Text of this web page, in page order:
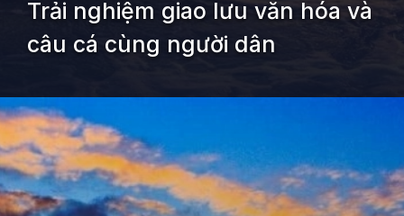
Trải nghiệm giao lưu văn hóa và
câu cá cùng người dân
Đang mởhttps://kiemvieclam.vn/rach-vem